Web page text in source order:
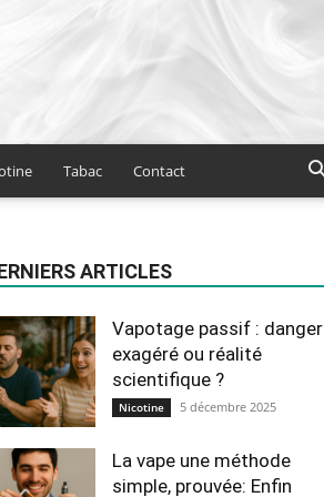
Tabac Contact
ARTICLES
Vapotage passif : danger
exagéré ou réalité
scientifique ?
Nicotine 5 décembre 2025
La vape une méthode
simple, prouvée: Enfin